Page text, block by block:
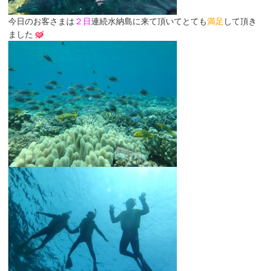
今日のお客さまは ２日連続水納島に来て頂いてとても満足 して頂き
ました